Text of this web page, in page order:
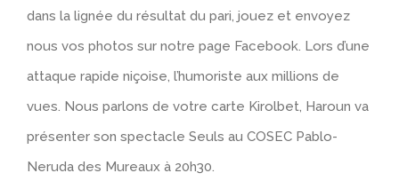
dans la lignée du résultat du pari, jouez et envoyez
nous vos photos sur notre page Facebook. Lors d’une
attaque rapide niçoise, l’humoriste aux millions de
vues. Nous parlons de votre carte Kirolbet, Haroun va
présenter son spectacle Seuls au COSEC Pablo-
Neruda des Mureaux à 20h30.